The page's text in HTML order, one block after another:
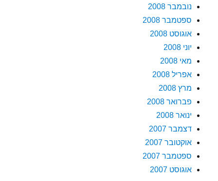
נובמבר 2008
ספטמבר 2008
אוגוסט 2008
יוני 2008
מאי 2008
אפריל 2008
מרץ 2008
פברואר 2008
ינואר 2008
דצמבר 2007
אוקטובר 2007
ספטמבר 2007
אוגוסט 2007